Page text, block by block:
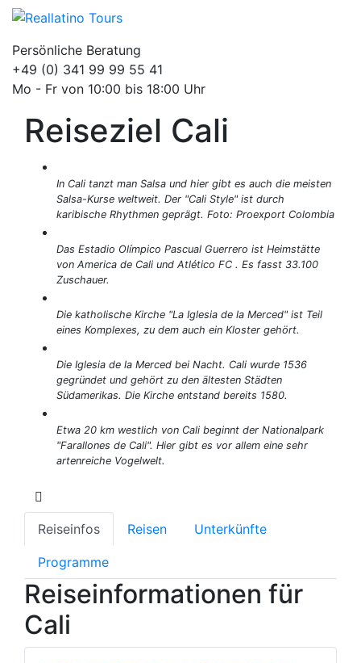
Persönliche Beratung
+49 (0) 341 99 99 55 41
Mo - Fr von 10:00 bis 18:00 Uhr
Reiseziel Cali
In Cali tanzt man Salsa und hier gibt es auch die meisten
Salsa-Kurse weltweit. Der "Cali Style" ist durch
karibische Rhythmen geprägt. Foto: Proexport Colombia
Das Estadio Olímpico Pascual Guerrero ist Heimstätte
von America de Cali und Atlético FC . Es fasst 33.100
Zuschauer.
Die katholische Kirche "La Iglesia de la Merced" ist Teil
eines Komplexes, zu dem auch ein Kloster gehört.
Die Iglesia de la Merced bei Nacht. Cali wurde 1536
gegründet und gehört zu den ältesten Städten
Südamerikas. Die Kirche entstand bereits 1580.
Etwa 20 km westlich von Cali beginnt der Nationalpark
"Farallones de Cali". Hier gibt es vor allem eine sehr
artenreiche Vogelwelt.
Reiseinfos Reisen Unterkünfte
Programme
Reiseinformationen für
Cali